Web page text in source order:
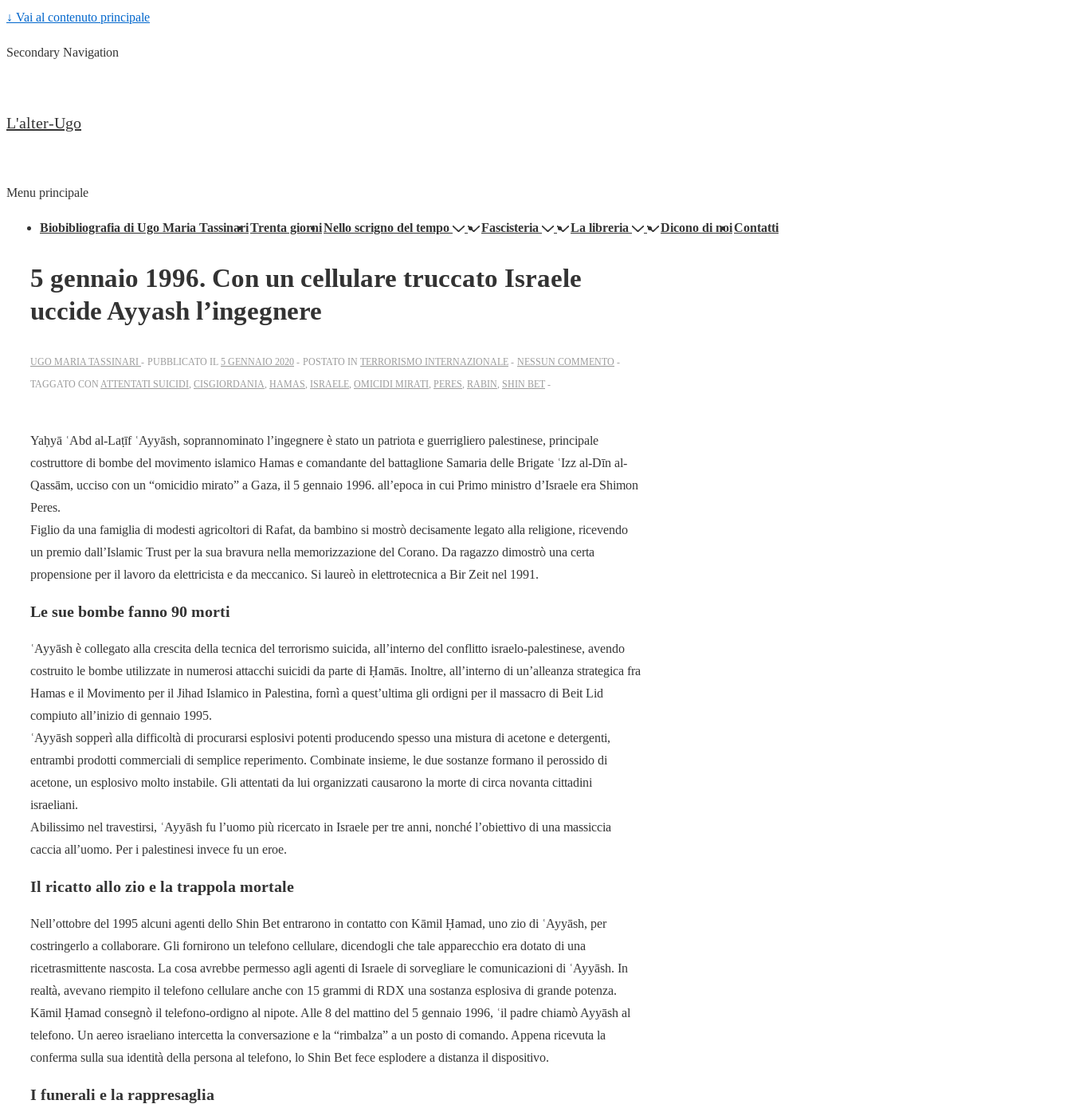
↓ Vai al contenuto principale
Secondary Navigation
L'alter-Ugo
Menu principale
Biobibliografia di Ugo Maria TassinariTrenta giorniNello scrigno del tempo Fascisteria La libreria Dicono di noiContatti
5 gennaio 1996. Con un cellulare truccato Israele
uccide Ayyash l’ingegnere
UGO MARIA TASSINARI PUBBLICATO IL 5 GENNAIO 2020 POSTATO IN TERRORISMO INTERNAZIONALE
NESSUN COMMENTO
TAGGATO CON ATTENTATI SUICIDI CISGIORDANIA HAMAS ISRAELE OMICIDI MIRATI PERES RABIN SHIN BET
Yaḥyā ʿAbd al-Laṭīf ʿAyyāsh, soprannominato l’ingegnere è stato un patriota e guerrigliero palestinese, principale
costruttore di bombe del movimento islamico Hamas e comandante del battaglione Samaria delle Brigate ʿIzz al-Dīn al-
Qassām, ucciso con un “omicidio mirato” a Gaza, il 5 gennaio 1996. all’epoca in cui Primo ministro d’Israele era Shimon
Peres.
Figlio da una famiglia di modesti agricoltori di Rafat, da bambino si mostrò decisamente legato alla religione, ricevendo
un premio dall’Islamic Trust per la sua bravura nella memorizzazione del Corano. Da ragazzo dimostrò una certa
propensione per il lavoro da elettricista e da meccanico. Si laureò in elettrotecnica a Bir Zeit nel 1991.
Le sue bombe fanno 90 morti
ʿAyyāsh è collegato alla crescita della tecnica del terrorismo suicida, all’interno del conflitto israelo-palestinese, avendo
costruito le bombe utilizzate in numerosi attacchi suicidi da parte di Ḥamās. Inoltre, all’interno di un’alleanza strategica fra
Hamas e il Movimento per il Jihad Islamico in Palestina, fornì a quest’ultima gli ordigni per il massacro di Beit Lid
compiuto all’inizio di gennaio 1995.
ʿAyyāsh sopperì alla difficoltà di procurarsi esplosivi potenti producendo spesso una mistura di acetone e detergenti,
entrambi prodotti commerciali di semplice reperimento. Combinate insieme, le due sostanze formano il perossido di
acetone, un esplosivo molto instabile. Gli attentati da lui organizzati causarono la morte di circa novanta cittadini
israeliani.
Abilissimo nel travestirsi, ʿAyyāsh fu l’uomo più ricercato in Israele per tre anni, nonché l’obiettivo di una massiccia
caccia all’uomo. Per i palestinesi invece fu un eroe.
Il ricatto allo zio e la trappola mortale
Nell’ottobre del 1995 alcuni agenti dello Shin Bet entrarono in contatto con Kāmil Ḥamad, uno zio di ʿAyyāsh, per
costringerlo a collaborare. Gli fornirono un telefono cellulare, dicendogli che tale apparecchio era dotato di una
ricetrasmittente nascosta. La cosa avrebbe permesso agli agenti di Israele di sorvegliare le comunicazioni di ʿAyyāsh. In
realtà, avevano riempito il telefono cellulare anche con 15 grammi di RDX una sostanza esplosiva di grande potenza.
Kāmil Ḥamad consegnò il telefono-ordigno al nipote. Alle 8 del mattino del 5 gennaio 1996, ʿil padre chiamò Ayyāsh al
telefono. Un aereo israeliano intercetta la conversazione e la “rimbalza” a un posto di comando. Appena ricevuta la
conferma sulla sua identità della persona al telefono, lo Shin Bet fece esplodere a distanza il dispositivo.
I funerali e la rappresaglia